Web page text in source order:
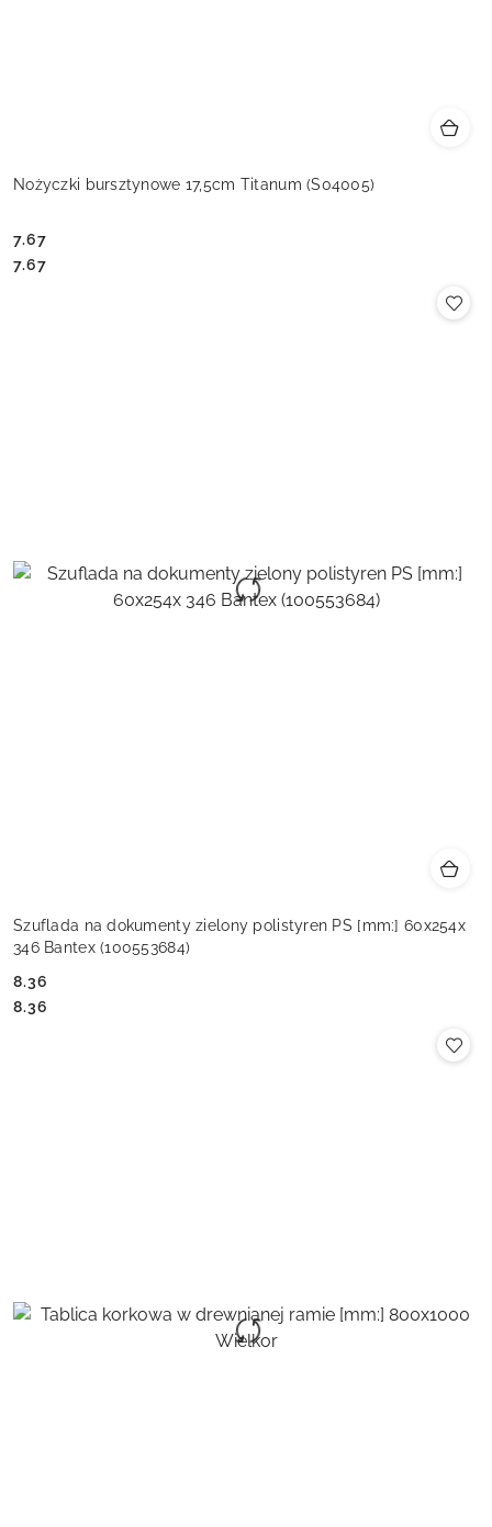
Nożyczki bursztynowe 17,5cm Titanum (S04005)
Cena:
7.67
Cena:
7.67
Szuflada na dokumenty zielony polistyren PS [mm:] 60x254x
346 Bantex (100553684)
Cena:
8.36
Cena:
8.36